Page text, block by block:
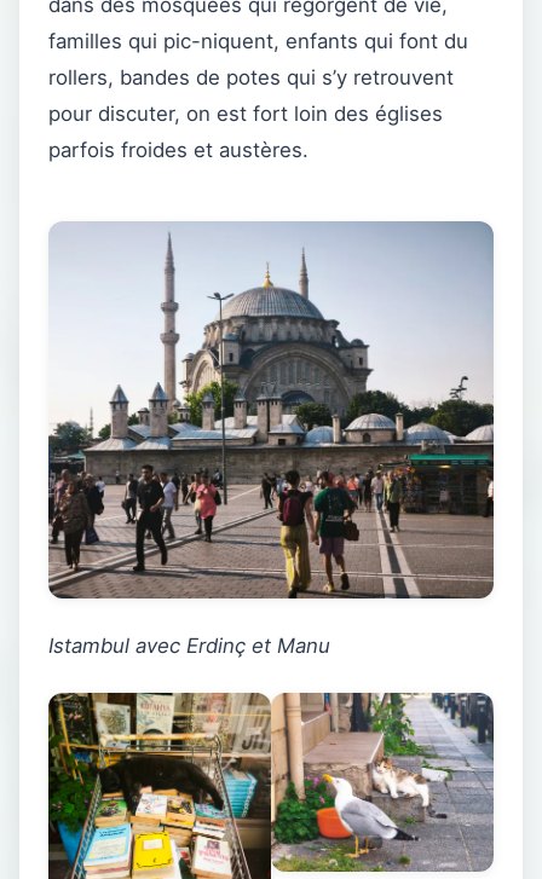
dans des mosquées qui regorgent de vie,
familles qui pic-niquent, enfants qui font du
rollers, bandes de potes qui s’y retrouvent
pour discuter, on est fort loin des églises
parfois froides et austères.
Istambul avec Erdinç et Manu